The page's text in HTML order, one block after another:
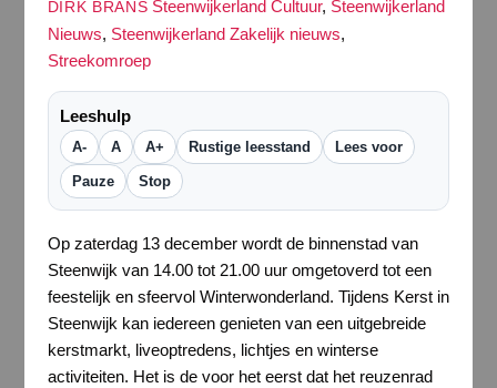
DIRK BRANS Steenwijkerland Cultuur, Steenwijkerland
Nieuws, Steenwijkerland Zakelijk nieuws,
Streekomroep
Leeshulp
A- A A+ Rustige leesstand Lees voor
Pauze Stop
Op zaterdag 13 december wordt de binnenstad van
Steenwijk van 14.00 tot 21.00 uur omgetoverd tot een
feestelijk en sfeervol Winterwonderland. Tijdens Kerst in
Steenwijk kan iedereen genieten van een uitgebreide
kerstmarkt, liveoptredens, lichtjes en winterse
activiteiten. Het is de voor het eerst dat het reuzenrad